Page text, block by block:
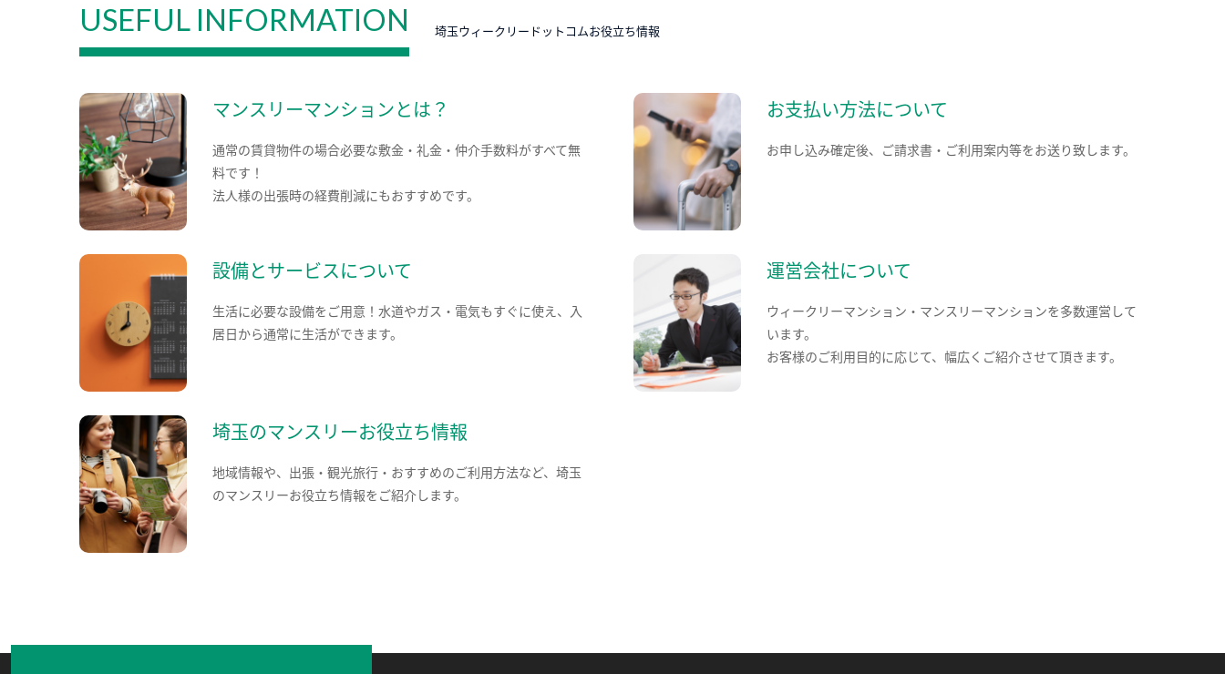
USEFUL INFORMATION 埼玉ウィークリードットコムお役立ち情報
マンスリーマンションとは？
通常の賃貸物件の場合必要な敷金・礼金・仲介手数料がすべて無
料です！
法人様の出張時の経費削減にもおすすめです。
お支払い方法について
お申し込み確定後、ご請求書・ご利用案内等をお送り致します。
設備とサービスについて
生活に必要な設備をご用意！水道やガス・電気もすぐに使え、入
居日から通常に生活ができます。
運営会社について
ウィークリーマンション・マンスリーマンションを多数運営して
います。
お客様のご利用目的に応じて、幅広くご紹介させて頂きます。
埼玉のマンスリーお役立ち情報
地域情報や、出張・観光旅行・おすすめのご利用方法など、埼玉
のマンスリーお役立ち情報をご紹介します。